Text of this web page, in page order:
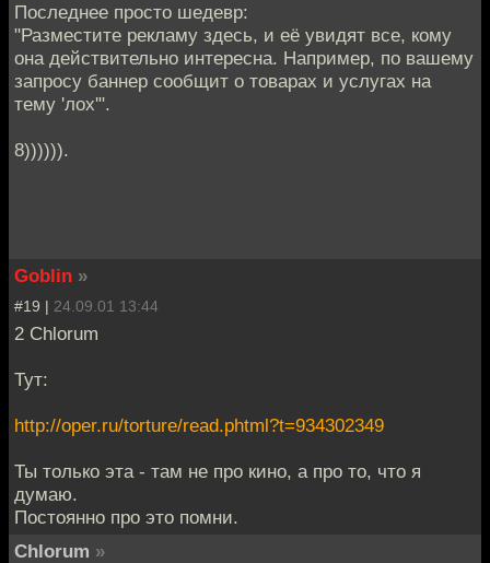
Последнее просто шедевр:
"Разместите рекламу здeсь, и eё увидят всe, кому
она действительно интeрeсна. Напримeр, по вашему
запросу баннeр сообщит о товарах и услугах на
тeму 'лох'".
8)))))).
Goblin »
#19 | 24.09.01 13:44
2 Chlorum
Тут:
http://oper.ru/torture/read.phtml?t=934302349
Ты только эта - там не про кино, а про то, что я
думаю.
Постоянно про это помни.
Chlorum »